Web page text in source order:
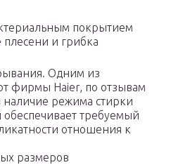
покрытием
плесени и грибка
Одним из
фирмы Haier, по отзывам
наличие режима стирки
обеспечивает требуемый
отношения к
размеров